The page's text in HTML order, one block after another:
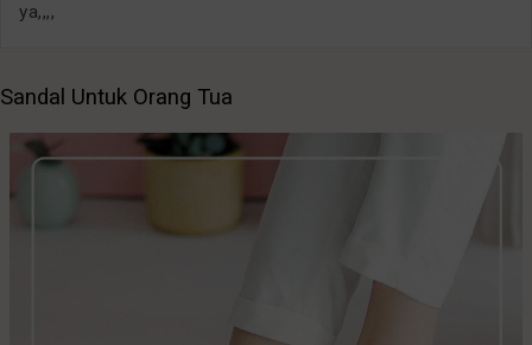
ya,,,,
Sandal Untuk Orang Tua